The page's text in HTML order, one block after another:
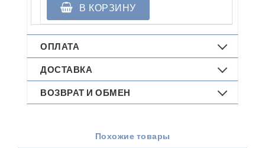
В КОРЗИНУ
ОПЛАТА
ДОСТАВКА
ВОЗВРАТ И ОБМЕН
Похожие товары